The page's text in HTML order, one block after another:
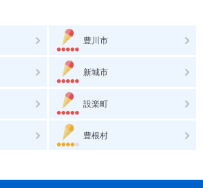
豊川市
新城市
設楽町
豊根村